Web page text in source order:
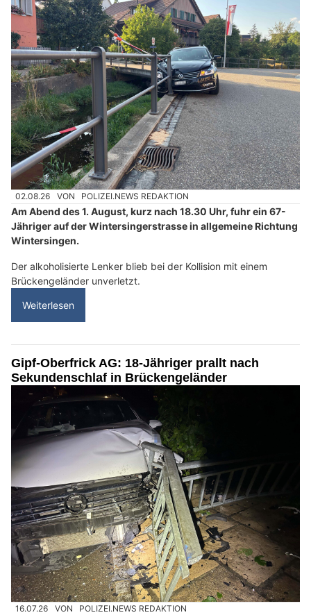
02.08.26 VON POLIZEI.NEWS REDAKTION
Am Abend des 1. August, kurz nach 18.30 Uhr, fuhr ein 67-
Jähriger auf der Wintersingerstrasse in allgemeine Richtung
Wintersingen.
Der alkoholisierte Lenker blieb bei der Kollision mit einem
Brückengeländer unverletzt.
Weiterlesen
Gipf-Oberfrick AG: 18-Jähriger prallt nach
Sekundenschlaf in Brückengeländer
16.07.26 VON POLIZEI.NEWS REDAKTION